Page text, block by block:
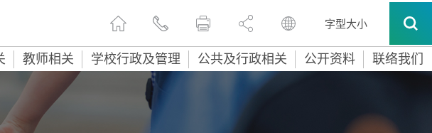
字型大小
教师相关 学校行政及管理 公共及行政相关 公开资料 联络我们